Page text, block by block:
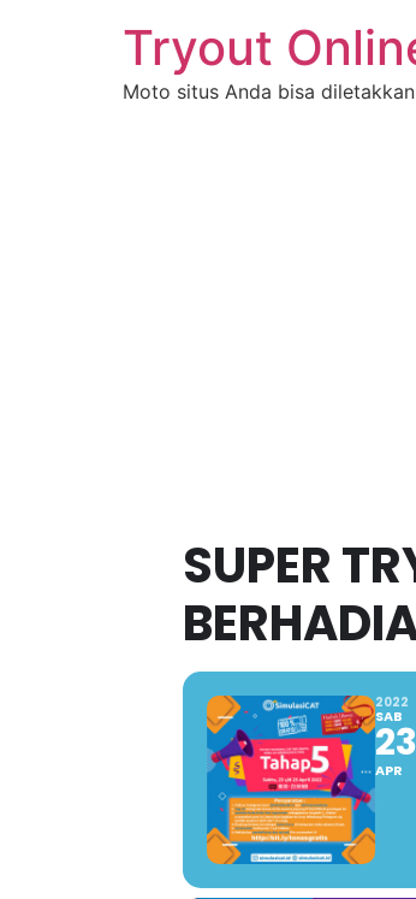
Tryout
Moto situs Anda bisa
SUPER
2022
SAB
23
APR